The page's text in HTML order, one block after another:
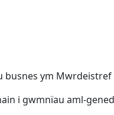
ym
i gwmnïau aml-